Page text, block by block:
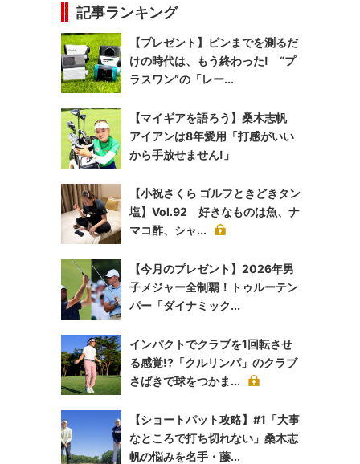
記事ランキング
【プレゼント】ピンまでを測るだ
けの時代は、もう終わった! “プ
ラスワン”の「レー...
【マイギアを語ろう】桑木志帆
アイアンは8年愛用「打感がいい
から手放せません!」
【小祝さくら ゴルフときどきタン
塩】Vol.92 好きなものは魚、ナ
マコ酢、シャ...
【今月のプレゼント】2026年男
子メジャー全制覇！トゥルーテン
パー「ダイナミック...
インパクトでクラブを1回転させ
る感覚!?「クルリンパ」のクラブ
さばきで球をつかま...
【ショートパット攻略】#1「大事
なところで打ち切れない」桑木志
帆の悩みを名手・藤...